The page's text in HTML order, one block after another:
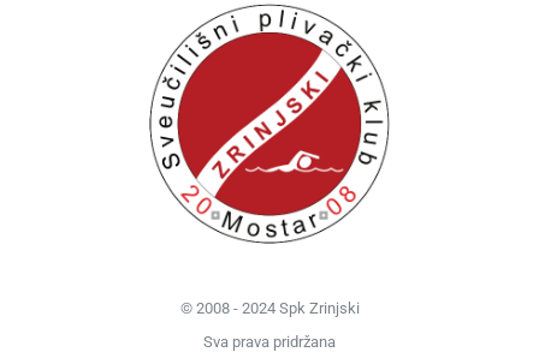
© 2008 - 2024 Spk Zrinjski
Sva prava pridržana